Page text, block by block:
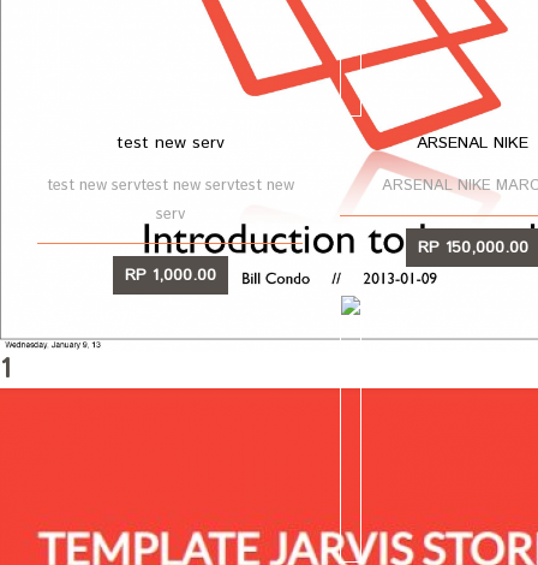
1
test new serv
test new servtest new servtest new
serv
RP 1,000.00
ARSENAL NIKE
ARSENAL NIKE
RP 150,000.00